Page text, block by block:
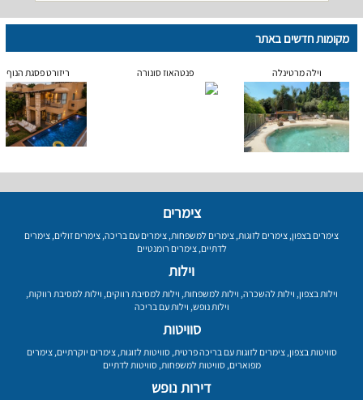
מקומות חדשים באתר
וילה מרטינלה פנטהאוז סונורה ריזורט פסגת הנוף
צימרים
צימרים בצפון, צימרים לזוגות, צימרים למשפחות, צימרים עם בריכה, צימרים זולים, צימרים
לדתיים,צימרים רומנטיים
וילות
וילות בצפון, וילות להשכרה, וילות למשפחות, וילות למסיבת רווקים, וילות למסיבת רווקות,
וילות נופש, וילות עם בריכה
סוויטות
סוויטות בצפון,צימרים לזוגות עם בריכה פרטית,סוויטות לזוגות,צימרים יוקרתיים,צימרים
מפוארים,סוויטות למשפחות,סוויטות לדתיים
דירות נופש